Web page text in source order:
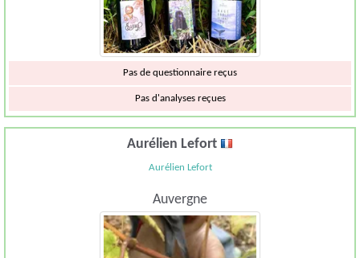
Pas de questionnaire reçus
Pas d'analyses reçues
Aurélien Lefort
Aurélien Lefort
Auvergne